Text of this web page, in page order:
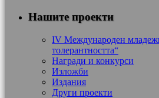
Нашите проекти
IV Международен
толерантността“
Награди и конкурси
Изложби
Издания
Други проекти